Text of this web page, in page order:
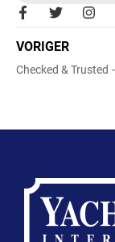
F
a
c
e
b
o
f
T
w
i
t
t
e
I
n
a
g
VORIGER